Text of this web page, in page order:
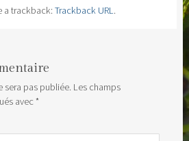
a trackback: Trackback URL.
sera pas publiée. Les champs
avec*